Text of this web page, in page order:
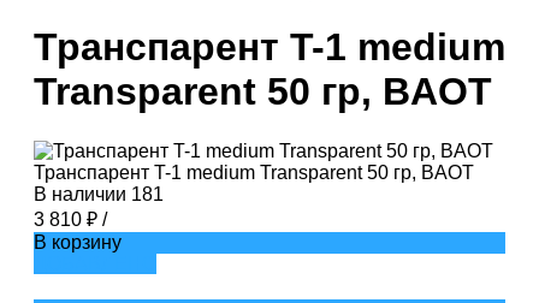
Транспарент T-1 medium
Transparent 50 гр, BAOT
Транспарент T-1 medium Transparent 50 гр, BAOT
В наличии 181
3 810 ₽ /
В корзину